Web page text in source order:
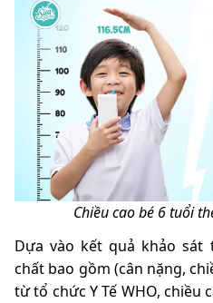
Chiều cao bé 6 tuổi
Dựa vào kết quả khảo
chất bao gồm (cân nặng,
từ tổ chức Y Tế WHO, chiều